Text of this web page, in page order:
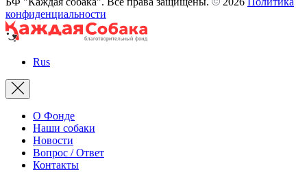
конфиденциальности
Rus
О Фонде
Наши собаки
Новости
Вопрос / Ответ
Контакты